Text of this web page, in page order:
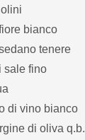
bianco
tenere
sale fino
di vino bianco
di oliva q.b.